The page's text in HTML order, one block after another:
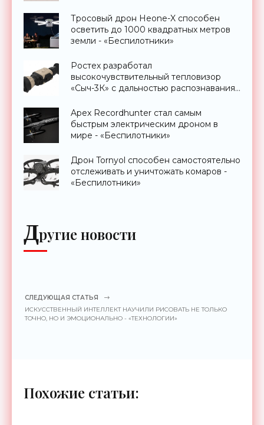
Тросовый дрон Heone-X способен
осветить до 1000 квадратных метров
земли - «Беспилотники»
Ростех разработал
высокочувствительный тепловизор
«Сыч-3К» с дальностью распознавания
Apex Recordhunter стал самым
быстрым электрическим дроном в
мире - «Беспилотники»
Дрон Tornyol способен самостоятельно
отслеживать и уничтожать комаров -
«Беспилотники»
Другие новости
СЛЕДУЮЩАЯ СТАТЬЯ
ИСКУССТВЕННЫЙ ИНТЕЛЛЕКТ НАУЧИЛИ РИСОВАТЬ НЕ ТОЛЬКО
ТОЧНО, НО И ЭМОЦИОНАЛЬНО - «ТЕХНОЛОГИИ»
Похожие статьи: